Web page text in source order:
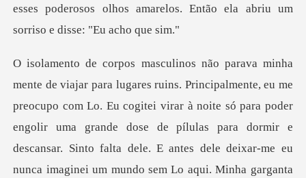
escansar. Sinto falta dele. E antes dele deixar-me eu
nunca imaginei um mundo sem Lo aqui. Minha garganta